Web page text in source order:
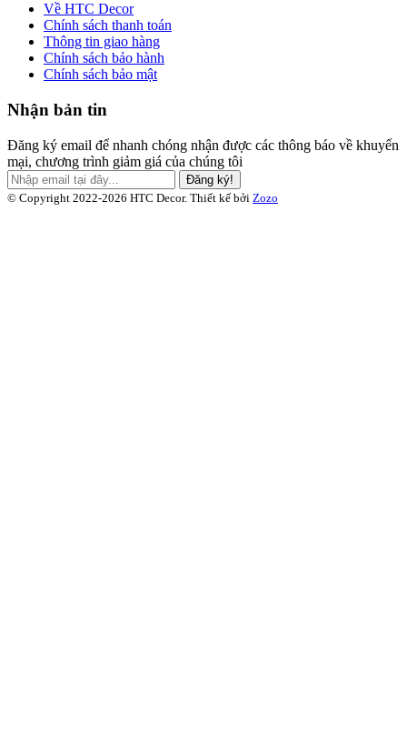
Về HTC Decor
Chính sách thanh toán
Thông tin giao hàng
Chính sách bảo hành
Chính sách bảo mật
Nhận bản tin
Đăng ký email để nhanh chóng nhận được các thông báo về khuyến
mại, chương trình giảm giá của chúng tôi
Đăng ký!
© Copyright 2022-2026 HTC Decor. Thiết kế bởi Zozo